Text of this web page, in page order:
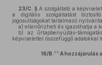
23/C. § A szolgáltató a
a digitális szolgáltatást
jogosultságokat tartalmazó
a) ellenőrizheti és igazolhatja a
b) az űrlapbenyújtás-
képviselettel összefüggő adatokkal
16/B. 30 A hozzájárulás